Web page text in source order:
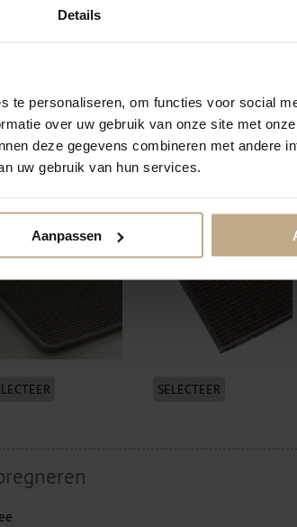
Details
te personaliseren, om functies voor social
over uw gebruik van onze site met
deze gegevens combineren met andere
uw gebruik van hun services.
Aanpassen
SELECTEER
SELECTEER